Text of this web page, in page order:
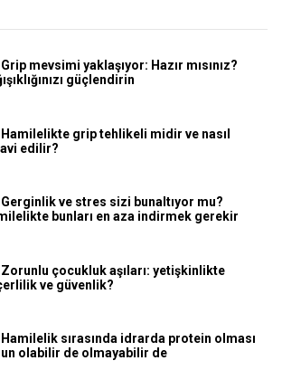
Grip mevsimi yaklaşıyor: Hazır mısınız?
güçlendirin
Hamilelikte grip tehlikeli midir ve nasıl
edilir?
Gerginlik ve stres sizi bunaltıyor mu?
bunları en aza indirmek gerekir
Zorunlu çocukluk aşıları: yetişkinlikte
ve güvenlik?
Hamilelik sırasında idrarda protein olması
olabilir de olmayabilir de